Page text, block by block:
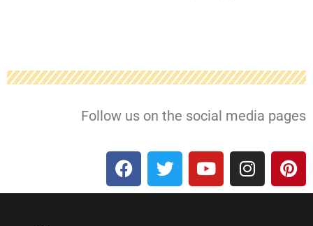
Follow us on the social media pages